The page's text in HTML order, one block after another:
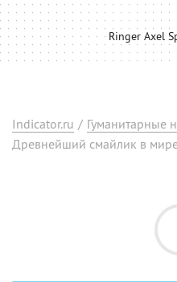
Ringer Axel
Indicator.ru / Гуманитарные
Древнейший смайлик в